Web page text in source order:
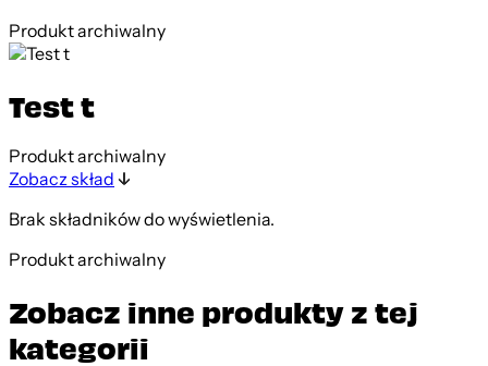
Produkt archiwalny
Test t
Produkt archiwalny
Zobacz skład
Brak składników do wyświetlenia.
Produkt archiwalny
Zobacz inne produkty z tej
kategorii